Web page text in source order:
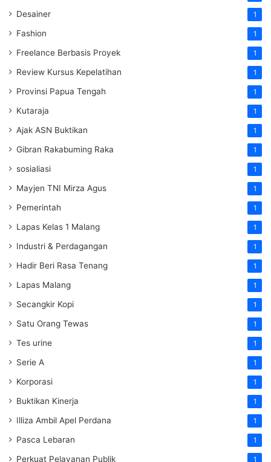
Desainer 1
Fashion 1
Freelance Berbasis Proyek 1
Review Kursus Kepelatihan 1
Provinsi Papua Tengah 1
Kutaraja 1
Ajak ASN Buktikan 1
Gibran Rakabuming Raka 1
sosialiasi 1
Mayjen TNI Mirza Agus 1
Pemerintah 1
Lapas Kelas 1 Malang 1
Industri & Perdagangan 1
Hadir Beri Rasa Tenang 1
Lapas Malang 1
Secangkir Kopi 1
Satu Orang Tewas 1
Tes urine 1
Serie A 1
Korporasi 1
Buktikan Kinerja 1
Illiza Ambil Apel Perdana 1
Pasca Lebaran 1
Perkuat Pelayanan Publik 1